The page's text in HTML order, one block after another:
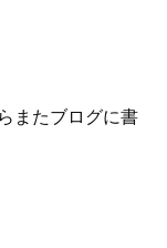
またブログに書